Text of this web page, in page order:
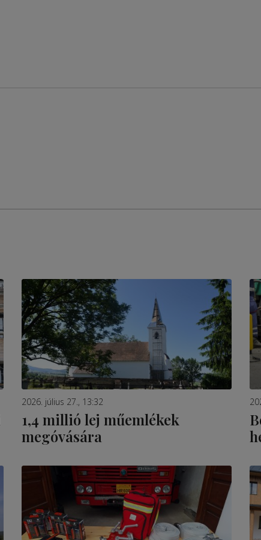
2026. július 27., 13:32
1,4 millió lej műemlékek
megóvására